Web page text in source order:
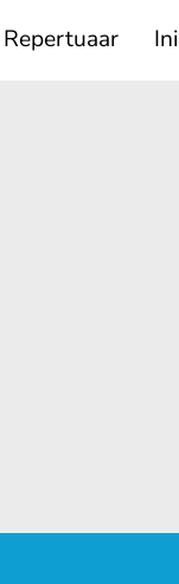
Repertuaar